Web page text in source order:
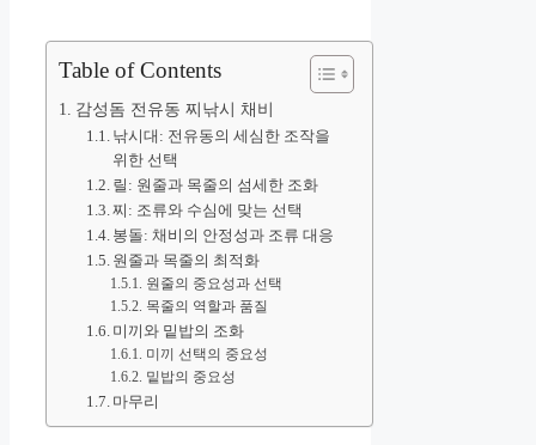
Table of Contents
감성돔 전유동 찌낚시 채비
낚시대: 전유동의 세심한 조작을
위한 선택
릴: 원줄과 목줄의 섬세한 조화
찌: 조류와 수심에 맞는 선택
봉돌: 채비의 안정성과 조류 대응
원줄과 목줄의 최적화
원줄의 중요성과 선택
목줄의 역할과 품질
미끼와 밑밥의 조화
미끼 선택의 중요성
밑밥의 중요성
마무리